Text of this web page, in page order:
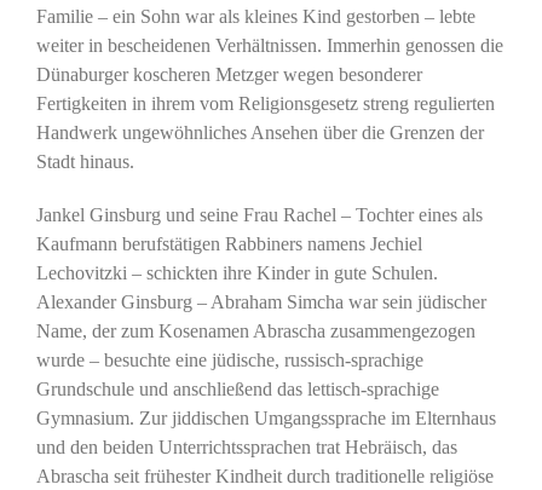
Familie – ein Sohn war als kleines Kind gestorben – lebte
weiter in bescheidenen Verhältnissen. Immerhin genossen die
Dünaburger koscheren Metzger wegen besonderer
Fertigkeiten in ihrem vom Religionsgesetz streng regulierten
Handwerk ungewöhnliches Ansehen über die Grenzen der
Stadt hinaus.
Jankel Ginsburg und seine Frau Rachel – Tochter eines als
Kaufmann berufstätigen Rabbiners namens Jechiel
Lechovitzki – schickten ihre Kinder in gute Schulen.
Alexander Ginsburg – Abraham Simcha war sein jüdischer
Name, der zum Kosenamen Abrascha zusammengezogen
wurde – besuchte eine jüdische, russisch-sprachige
Grundschule und anschließend das lettisch-sprachige
Gymnasium. Zur jiddischen Umgangssprache im Elternhaus
und den beiden Unterrichtssprachen trat Hebräisch, das
Abrascha seit frühester Kindheit durch traditionelle religiöse